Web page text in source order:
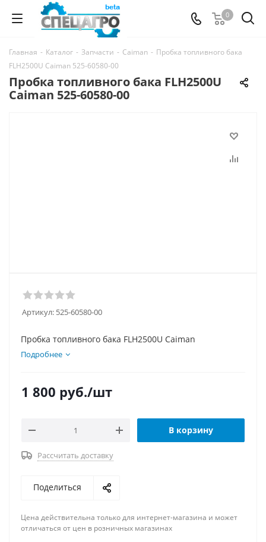
0
Главная - Каталог - Запчасти - Caiman - Пробка топливного бака
FLH2500U Caiman 525-60580-00
Пробка топливного бака FLH2500U
Caiman 525-60580-00
Артикул: 525-60580-00
Пробка топливного бака FLH2500U Caiman
Подробнее
1 800 руб./шт
В корзину
Рассчитать доставку
Поделиться
Цена действительна только для интернет-магазина и может
отличаться от цен в розничных магазинах